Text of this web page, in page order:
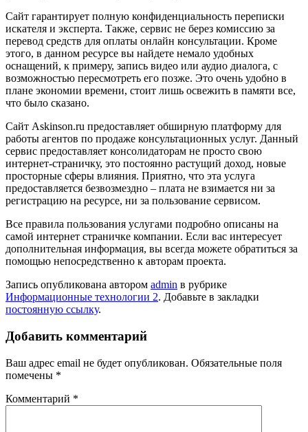
Сайт гарантирует полную конфиденциальность переписки
искателя и эксперта. Также, сервис не берез комиссию за
перевод средств для оплаты онлайн консультации. Кроме
этого, в данном ресурсе вы найдете немало удобных
оснащений, к примеру, запись видео или аудио диалога, с
возможностью пересмотреть его позже. Это очень удобно в
плане экономии времени, стоит лишь освежить в памяти все,
что было сказано.
Сайт Askinson.ru предоставляет обширную платформу для
работы агентов по продаже консультационных услуг. Данный
сервис предоставляет консолидаторам не просто свою
интернет-страничку, это постоянно растущий доход, новые
просторные сферы влияния. Приятно, что эта услуга
предоставляется безвозмездно – плата не взимается ни за
регистрацию на ресурсе, ни за пользование сервисом.
Все правила пользования услугами подробно описаны на
самой интернет страничке компании. Если вас интересует
дополнительная информация, вы всегда можете обратиться за
помощью непосредственно к авторам проекта.
Запись опубликована автором admin в рубрике
Информационные технологии 2. Добавьте в закладки
постоянную ссылку.
Добавить комментарий
Ваш адрес email не будет опубликован. Обязательные поля
помечены *
Комментарий *